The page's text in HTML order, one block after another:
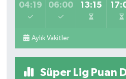
04:19 06:00 13:15
Aylık Vakitler
Süper Lig Puan